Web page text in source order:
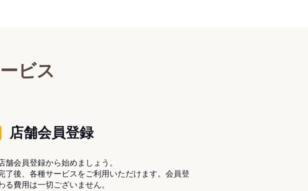
ビス
店舗会員登録
舗会員登録から始めましょう。
了後、各種サービスをご利用いただけます。会員登
る費用は一切ございません。